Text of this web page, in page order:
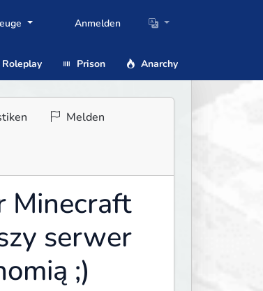
Anmelden
Roleplay Prison Anarchy
Melden
Minecraft
serwer
;)